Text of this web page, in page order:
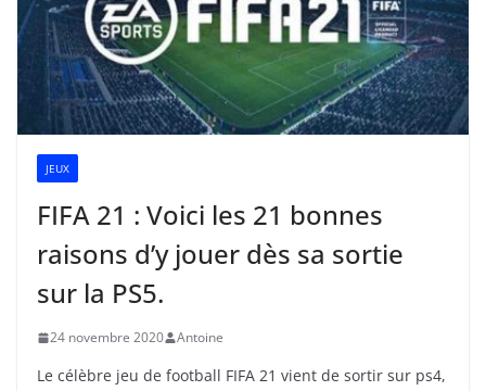
JEUX
FIFA 21 : Voici les 21 bonnes
raisons d’y jouer dès sa sortie
sur la PS5.
24 novembre 2020 Antoine
Le célèbre jeu de football FIFA 21 vient de sortir sur ps4,